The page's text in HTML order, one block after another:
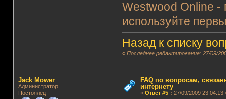
Westwood Online -
используйте
Назад к списку
«Последнее редактирование: 27/09/
Jack Mower
Администратор
Постоялец
FAQ по вопросам,
интернету
« Ответ #5: 27/09/2009 23:04:13